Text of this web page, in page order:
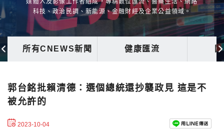
科技、政治民調、新能源、金融財經及企業公益領域。
所有CNEWS新聞 健康匯流
郭台銘批賴清德：選個總統還抄襲政見 這是不
被允許的
2023-10-04